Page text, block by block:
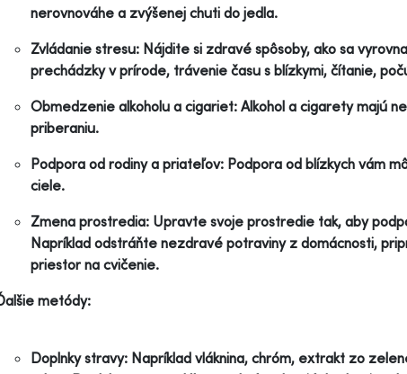
nerovnováhe a zvýšenej chuti do jedla.
Zvládanie stresu: Nájdite si zdravé spôsoby, ako sa
prechádzky v prírode, trávenie času s blízkymi, čítanie,
Obmedzenie alkoholu a cigariet: Alkohol a cigarety majú
priberaniu.
Podpora od rodiny a priateľov: Podpora od blízkych vám
ciele.
Zmena prostredia: Upravte svoje prostredie tak, aby
Napríklad odstráňte nezdravé potraviny z domácnosti,
priestor na cvičenie.
metódy:
Doplnky stravy: Napríklad vláknina, chróm, extrakt zo